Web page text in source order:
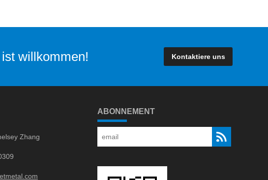
willkommen! Kontaktiere uns
Zhang
ABONNEMENT